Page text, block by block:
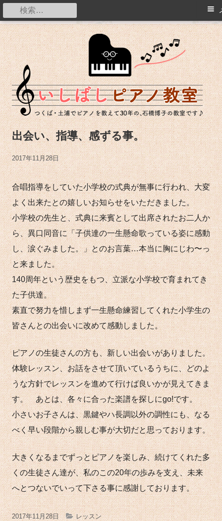
コ
ン
テ
ン
ツ
へ
ス
キ
ッ
プ
つくば・土浦でピアノを教えて20年の石橋博子の教室です。
メ
イ
ン
メ
ニ
ュ
ー
索:
出会い、指導、感ずる事。
公
開
日
2017年11月28日
合唱指導をしていた小学校の式典が無事に行われ、大変
よく出来たとの嬉しいお知らせをいただきました。
小学校の先生と、式典に来賓として出席されたお二人か
ら、異口同音に「子供達の一生懸命歌っている姿に感動
し、涙ぐみました。」とのお言葉…本当に胸にじわ〜っ
と来ました。
140周年という歴史をもつ、立派な小学校で育まれてき
た子供達。
素直で努力を惜しまず一生懸命練習してくれた小学生の
皆さんとの出会いに改めて感動しました。
ピアノの生徒さんの方も、新しい出会いがありました。
体験レッスン、お話をさせて頂いているうちに、どのよ
うな方針でレッスンを進めて行けば良いかが見えてきま
す。 あとは、各々に合った楽譜を探しにgo!です。
小さいお子さんは、黒鍵やハ長調以外の調性にも、なる
べく早い段階から親しむ事が大切だと思っております。
大きくなるまでずっとピアノを楽しみ、続けてくれた多
くの生徒さん達が、私のこの20年の歩みを支え、未来
へとつないでいって下さる事に感謝しております。
公
2017年11月28日 カ
レッスン